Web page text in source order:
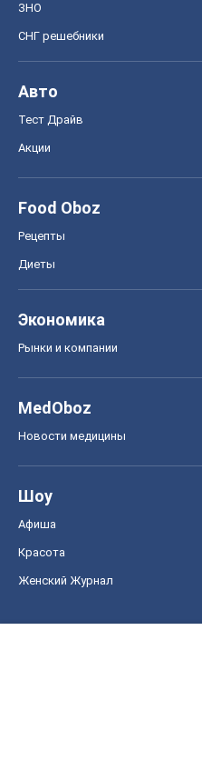
ЗНО
СНГ решебники
Авто
Тест Драйв
Акции
Food Oboz
Рецепты
Диеты
Экономика
Рынки и компании
MedOboz
Новости медицины
Шоу
Афиша
Красота
Женский Журнал